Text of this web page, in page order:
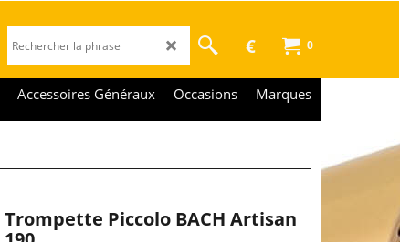
0
€
Accessoires Généraux Occasions Marques
Trompette Piccolo BACH Artisan